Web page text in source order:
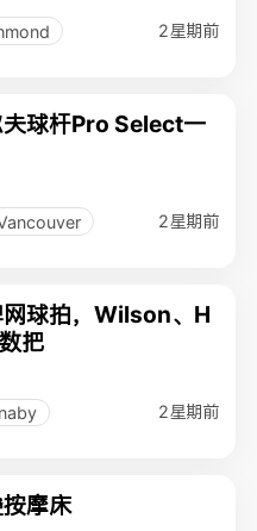
2星期前
夫球杆Pro Select一
2星期前
网球拍，Wilson、H
把
2星期前
摩床